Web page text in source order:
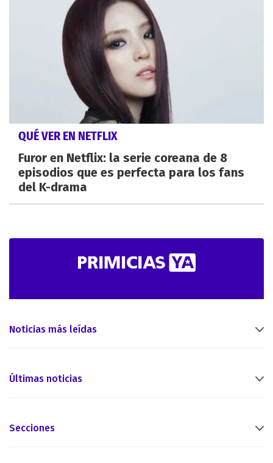
QUÉ VER EN NETFLIX
Furor en Netflix: la serie coreana de 8
episodios que es perfecta para los fans
del K-drama
Noticias más leídas
Últimas noticias
Secciones